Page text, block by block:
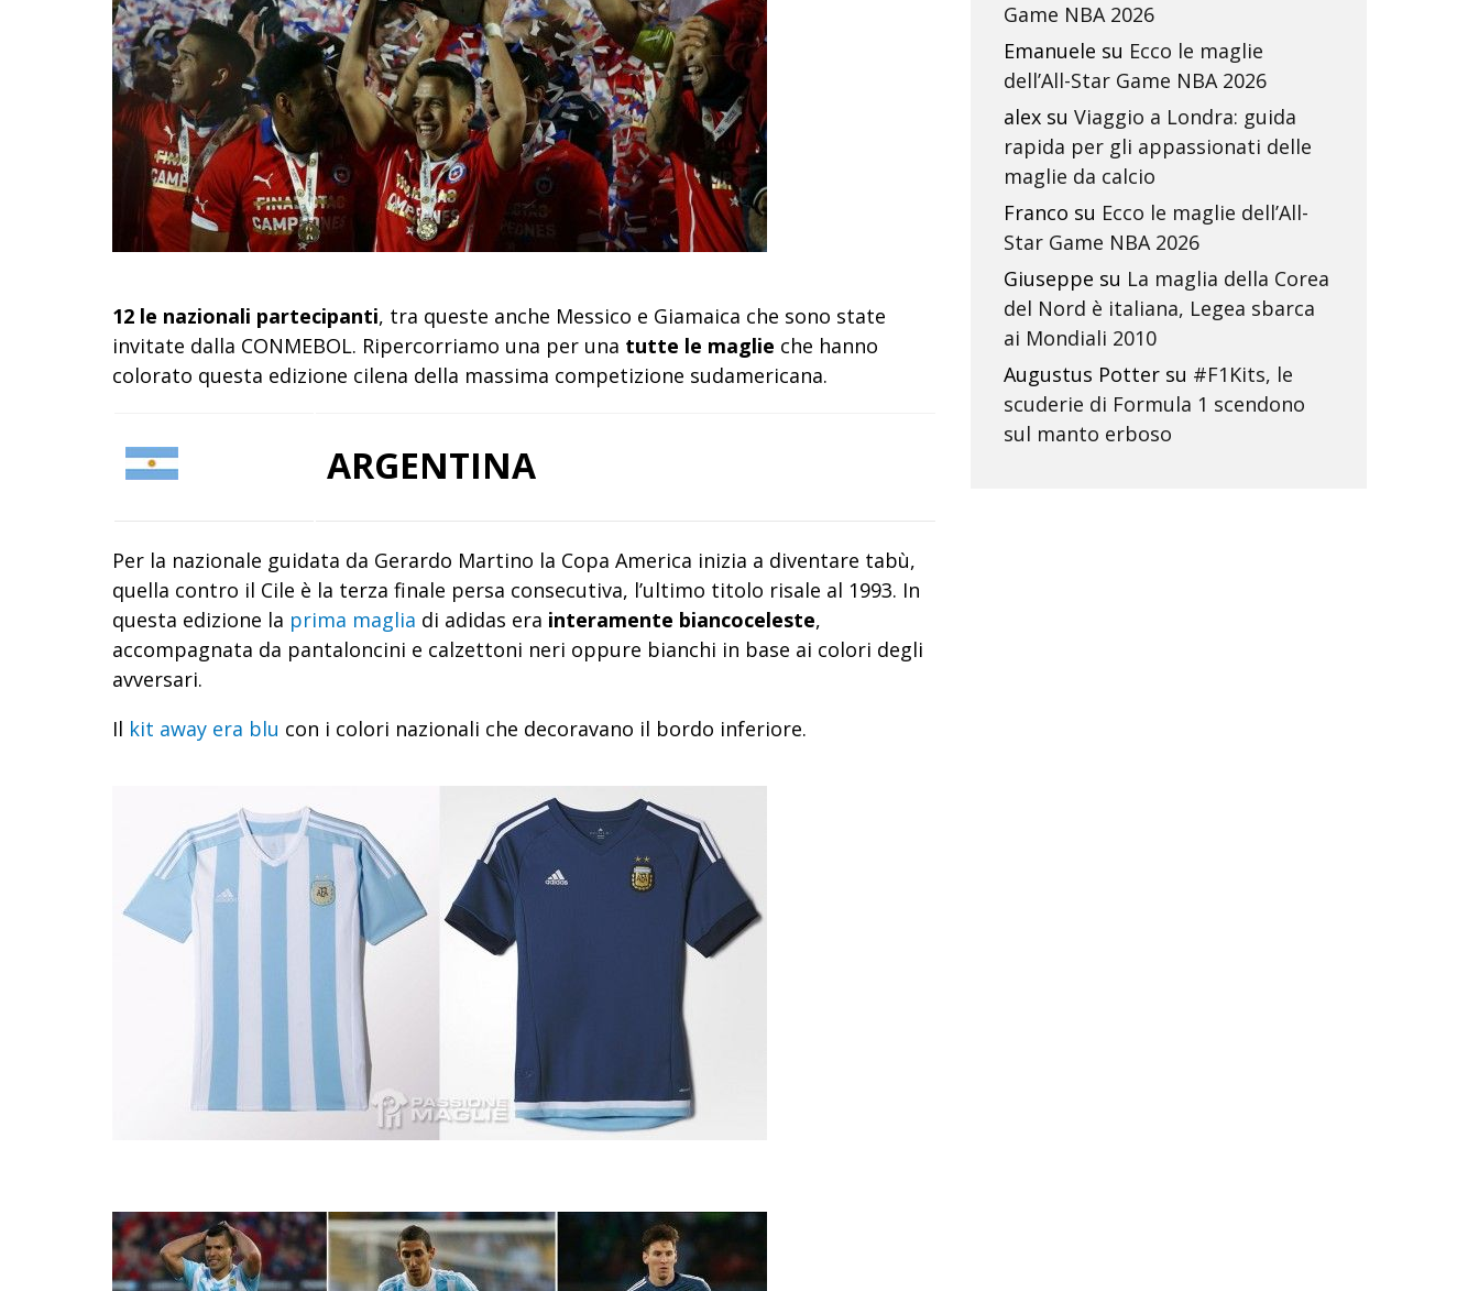
12 le nazionali partecipanti, tra queste anche Messico e Giamaica che sono state
invitate dalla CONMEBOL. Ripercorriamo una per una tutte le maglie che hanno
colorato questa edizione cilena della massima competizione sudamericana.
ARGENTINA
Per la nazionale guidata da Gerardo Martino la Copa America inizia a diventare tabù,
quella contro il Cile è la terza finale persa consecutiva, l’ultimo titolo risale al 1993. In
questa edizione la prima maglia di adidas era interamente biancoceleste,
accompagnata da pantaloncini e calzettoni neri oppure bianchi in base ai colori degli
avversari.
Il kit away era blu con i colori nazionali che decoravano il bordo inferiore.
Game NBA 2026
Emanuele su Ecco le maglie
dell’All-Star Game NBA 2026
alex su Viaggio a Londra: guida
rapida per gli appassionati delle
maglie da calcio
Franco su Ecco le maglie dell’All-
Star Game NBA 2026
Giuseppe su La maglia della Corea
del Nord è italiana, Legea sbarca
ai Mondiali 2010
Augustus Potter su #F1Kits, le
scuderie di Formula 1 scendono
sul manto erboso